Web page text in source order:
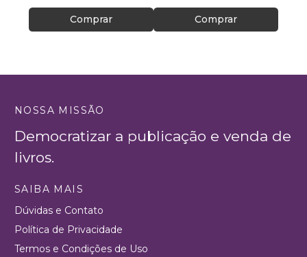
Comprar Comprar
NOSSA MISSÃO
Democratizar a publicação e venda de
livros.
SAIBA MAIS
Dúvidas e Contato
Política de Privacidade
Termos e Condições de Uso